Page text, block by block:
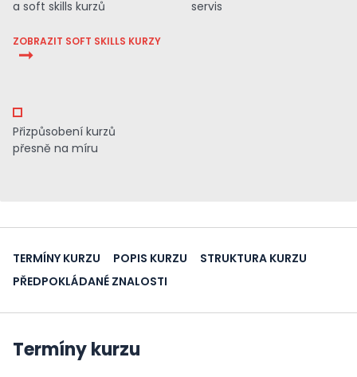
a soft skills kurzů
ZOBRAZIT SOFT SKILLS KURZY
servis
Přizpůsobení kurzů
přesně na míru
TERMÍNY KURZU POPIS KURZU
STRUKTURA KURZU
PŘEDPOKLÁDANÉ ZNALOSTI
Termíny kurzu